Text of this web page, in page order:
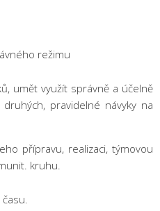
režimu
umět využít správně a účelně
pravidelné návyky na
přípravu, realizaci, týmovou
kruhu.